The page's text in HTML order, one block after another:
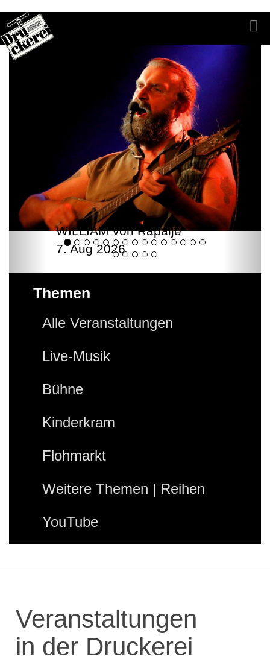
WILLIAM von Rapalje
7. Aug 2026
Themen
Alle Veranstaltungen
Live-Musik
Bühne
Kinderkram
Flohmarkt
Weitere Themen | Reihen
YouTube
Veranstaltungen
in der Druckerei